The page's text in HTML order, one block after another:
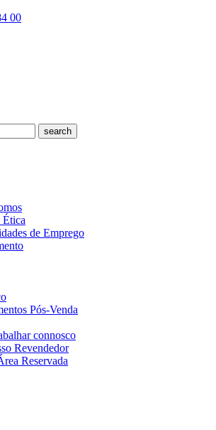
00
search
Ética
de Emprego
Pós-Venda
connosco
Revendedor
Reservada